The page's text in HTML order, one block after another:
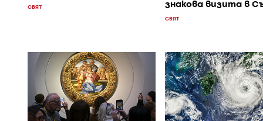
СВЯТ
знакова визита в
СВЯТ